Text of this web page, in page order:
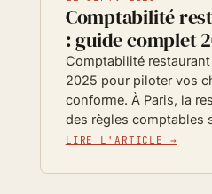
Comptabilité
: guide complet
Comptabilité
2025 pour piloter vos
conforme. À Paris, la
des règles comptables
LIRE L'ARTICLE →